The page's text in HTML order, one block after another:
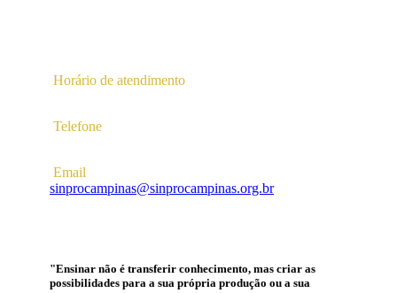
Horário de atendimento
Telefone
Email
sinprocampinas@sinprocampinas.org.br
"Ensinar não é transferir conhecimento, mas criar as
possibilidades para a sua própria produção ou a sua